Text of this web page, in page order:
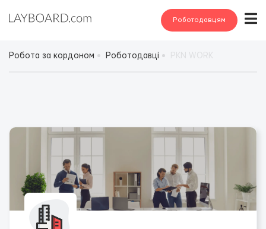
Роботодавцям
Робота за кордоном Роботодавці